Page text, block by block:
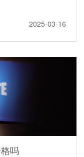
2025-03-16
吗